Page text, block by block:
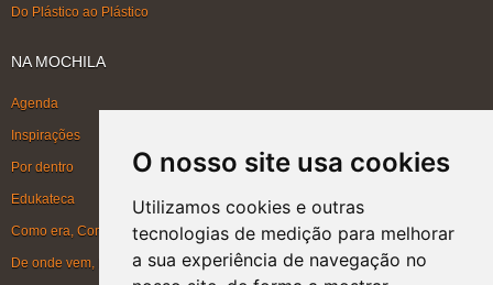
O nosso site usa cookies
Utilizamos cookies e outras
tecnologias de medição para melhorar
a sua experiência de navegação no
Do Plástico ao Plástico
NA MOCHILA
Agenda
Inspirações
Por dentro
Edukateca
Como era, Como ficou, Como será
De onde vem, Para onde vai